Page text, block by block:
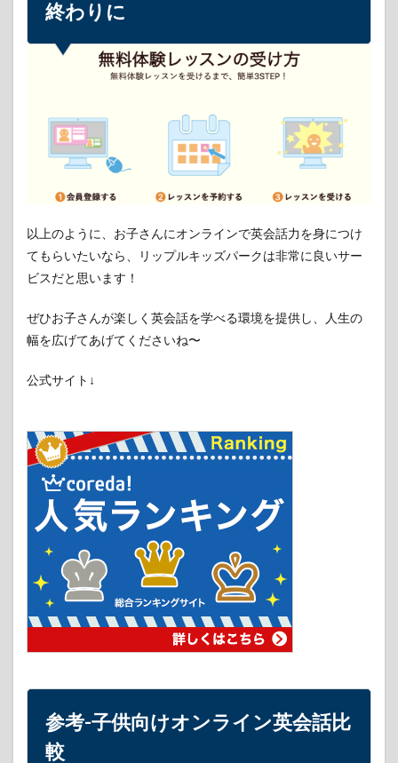
終わりに
以上のように、お子さんにオンラインで英会話力を身につけ
てもらいたいなら、リップルキッズパークは非常に良いサー
ビスだと思います！
ぜひお子さんが楽しく英会話を学べる環境を提供し、人生の
幅を広げてあげてくださいね〜
公式サイト↓
参考-子供向けオンライン英会話比
較